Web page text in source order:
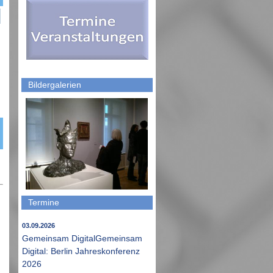
Bildergalerien
Termine
03.09.2026
Gemeinsam DigitalGemeinsam
Digital: Berlin Jahreskonferenz
2026